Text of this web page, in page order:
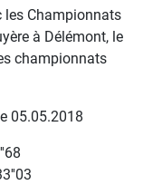
les Championnats
à Délémont, le
championnats
05.05.2018